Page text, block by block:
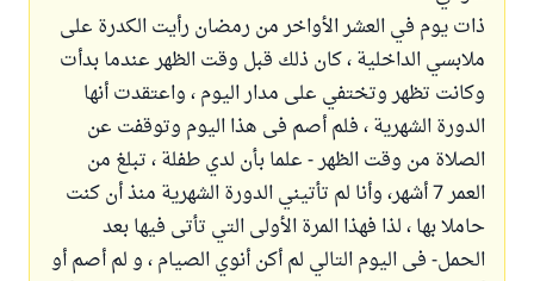
ذات يوم في العشر الأواخر من رمضان رأيت الكدرة على
ملابسي الداخلية ، كان ذلك قبل وقت الظهر عندما بدأت
وكانت تظهر وتختفي على مدار اليوم ، واعتقدت أنها
الدورة الشهرية ، فلم أصم فى هذا اليوم وتوقفت عن
الصلاة من وقت الظهر - علما بأن لدي طفلة ، تبلغ من
العمر 7 أشهر، وأنا لم تأتيني الدورة الشهرية منذ أن كنت
حاملا بها ، لذا فهذا المرة الأولى التي تأتى فيها بعد
الحمل- فى اليوم التالي لم أكن أنوي الصيام ، و لم أصم أو